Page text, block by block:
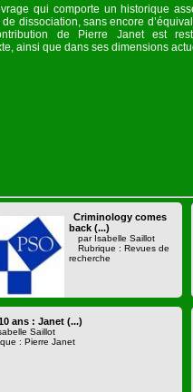
qui comporte un historique
de dissociation, sans encore
de Pierre Janet est
ainsi que dans ses dimensions
Criminology comes
back (...)
par Isabelle Saillot
Rubrique : Revues de
recherche
ans : Janet (...)
Saillot
: Pierre Janet